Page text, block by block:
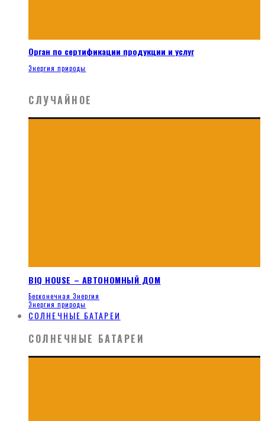
Орган по сертификации продукции и услуг
Энергия природы
СЛУЧАЙНОЕ
BIQ HOUSE – АВТОНОМНЫЙ ДОМ
Бесконечная Энергия
Энергия природы
СОЛНЕЧНЫЕ БАТАРЕИ
СОЛНЕЧНЫЕ БАТАРЕИ